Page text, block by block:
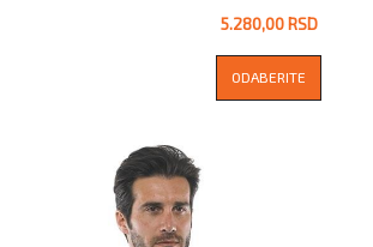
5.280,00 RSD
ODABERITE